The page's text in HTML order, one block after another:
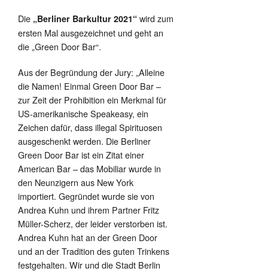
Die „Berliner Barkultur 2021“ wird zum
ersten Mal ausgezeichnet und geht an
die „Green Door Bar“.
Aus der Begründung der Jury: „Alleine
die Namen! Einmal Green Door Bar –
zur Zeit der Prohibition ein Merkmal für
US-amerikanische Speakeasy, ein
Zeichen dafür, dass illegal Spirituosen
ausgeschenkt werden. Die Berliner
Green Door Bar ist ein Zitat einer
American Bar – das Mobiliar wurde in
den Neunzigern aus New York
importiert. Gegründet wurde sie von
Andrea Kuhn und ihrem Partner Fritz
Müller-Scherz, der leider verstorben ist.
Andrea Kuhn hat an der Green Door
und an der Tradition des guten Trinkens
festgehalten. Wir und die Stadt Berlin